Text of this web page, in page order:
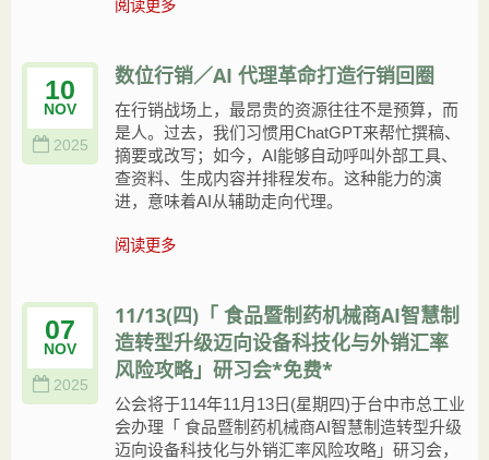
阅读更多
10
NOV
2025
数位行销／AI 代理革命打造行销回圈
在行销战场上，最昂贵的资源往往不是预算，而
是人。过去，我们习惯用ChatGPT来帮忙撰稿、
摘要或改写；如今，AI能够自动呼叫外部工具、
查资料、生成内容并排程发布。这种能力的演
进，意味着AI从辅助走向代理。
阅读更多
07
NOV
2025
11/13(四)「 食品暨制药机械商AI智慧制
造转型升级迈向设备科技化与外销汇率
风险攻略」研习会*免费*
公会将于114年11月13日(星期四)于台中市总工业
会办理「 食品暨制药机械商AI智慧制造转型升级
迈向设备科技化与外销汇率风险攻略」研习会，